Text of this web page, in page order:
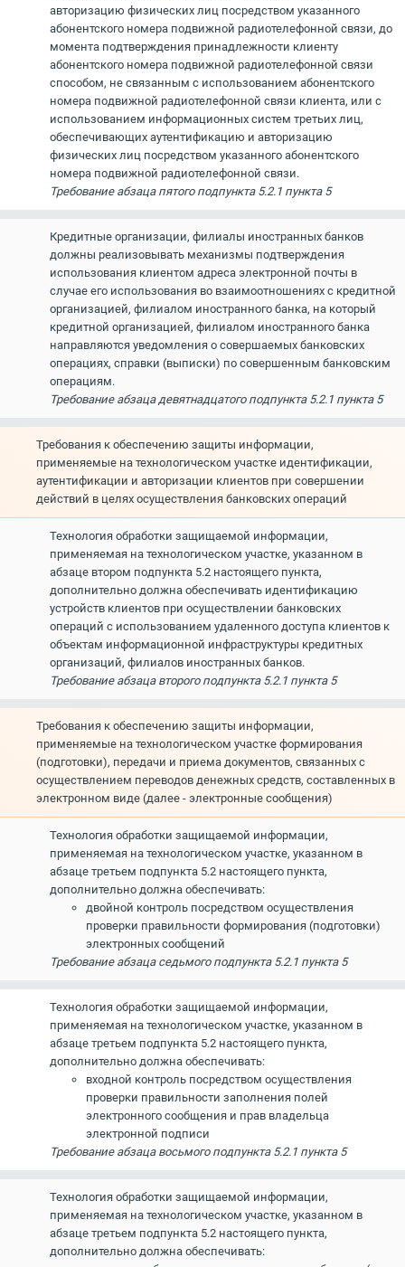
авторизацию физических лиц посредством указанного
абонентского номера подвижной радиотелефонной связи, до
момента подтверждения принадлежности клиенту
абонентского номера подвижной радиотелефонной связи
способом, не связанным с использованием абонентского
номера подвижной радиотелефонной связи клиента, или с
использованием информационных систем третьих лиц,
обеспечивающих аутентификацию и авторизацию
физических лиц посредством указанного абонентского
номера подвижной радиотелефонной связи.
Требование абзаца пятого подпункта 5.2.1 пункта 5
Кредитные организации, филиалы иностранных банков
должны реализовывать механизмы подтверждения
использования клиентом адреса электронной почты в
случае его использования во взаимоотношениях с кредитной
организацией, филиалом иностранного банка, на который
кредитной организацией, филиалом иностранного банка
направляются уведомления о совершаемых банковских
операциях, справки (выписки) по совершенным банковским
операциям.
Требование абзаца девятнадцатого подпункта 5.2.1 пункта 5
Требования к обеспечению защиты информации,
применяемые на технологическом участке идентификации,
аутентификации и авторизации клиентов при совершении
действий в целях осуществления банковских операций
Технология обработки защищаемой информации,
применяемая на технологическом участке, указанном в
абзаце втором подпункта 5.2 настоящего пункта,
дополнительно должна обеспечивать идентификацию
устройств клиентов при осуществлении банковских
операций с использованием удаленного доступа клиентов к
объектам информационной инфраструктуры кредитных
организаций, филиалов иностранных банков.
Требование абзаца второго подпункта 5.2.1 пункта 5
Требования к обеспечению защиты информации,
применяемые на технологическом участке формирования
(подготовки), передачи и приема документов, связанных с
осуществлением переводов денежных средств, составленных в
электронном виде (далее - электронные сообщения)
Технология обработки защищаемой информации,
применяемая на технологическом участке, указанном в
абзаце третьем подпункта 5.2 настоящего пункта,
дополнительно должна обеспечивать:
двойной контроль посредством осуществления
проверки правильности формирования (подготовки)
электронных сообщений
Требование абзаца седьмого подпункта 5.2.1 пункта 5
Технология обработки защищаемой информации,
применяемая на технологическом участке, указанном в
абзаце третьем подпункта 5.2 настоящего пункта,
дополнительно должна обеспечивать:
входной контроль посредством осуществления
проверки правильности заполнения полей
электронного сообщения и прав владельца
электронной подписи
Требование абзаца восьмого подпункта 5.2.1 пункта 5
Технология обработки защищаемой информации,
применяемая на технологическом участке, указанном в
абзаце третьем подпункта 5.2 настоящего пункта,
дополнительно должна обеспечивать: